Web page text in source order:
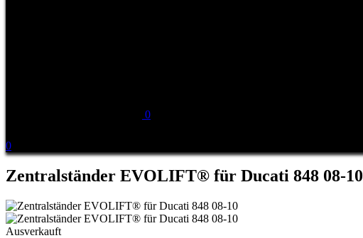
0
0
Zentralständer EVOLIFT® für Ducati 848 08-10
Ausverkauft